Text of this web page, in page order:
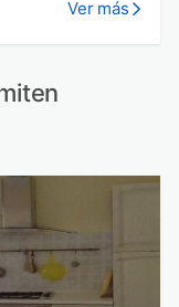
Ver más